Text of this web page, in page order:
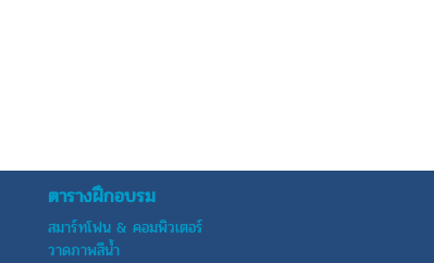
ตารางฝึกอบรม
สมาร์ทโฟน & คอมพิวเตอร์
วาดภาพสีน้ำ